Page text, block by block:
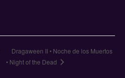
Dragaween II • Noche de los Muertos
• Night of the Dead